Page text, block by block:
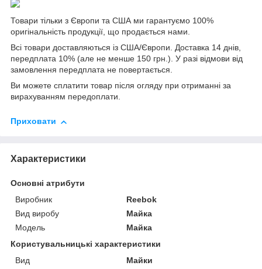
Товари тільки з Європи та США ми гарантуємо 100%
оригінальність продукції, що продається нами.
Всі товари доставляються із США/Європи. Доставка 14 днів,
передплата 10% (але не менше 150 грн.). У разі відмови від
замовлення передплата не повертається.
Ви можете сплатити товар після огляду при отриманні за
вирахуванням передоплати.
Приховати
Характеристики
Основні атрибути
Виробник
Reebok
Вид виробу
Майка
Модель
Майка
Користувальницькі характеристики
Вид
Майки